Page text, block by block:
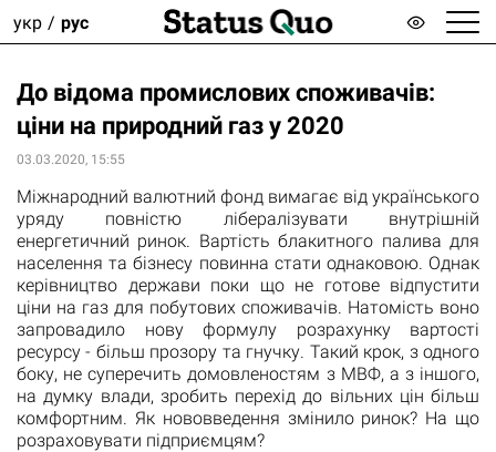
укр рус
До відома промислових споживачів:
ціни на природний газ у 2020
03.03.2020, 15:55
Міжнародний валютний фонд вимагає від українського
уряду повністю лібералізувати внутрішній
енергетичний ринок. Вартість блакитного палива для
населення та бізнесу повинна стати однаковою. Однак
керівництво держави поки що не готове відпустити
ціни на газ для побутових споживачів. Натомість воно
запровадило нову формулу розрахунку вартості
ресурсу - більш прозору та гнучку. Такий крок, з одного
боку, не суперечить домовленостям з МВФ, а з іншого,
на думку влади, зробить перехід до вільних цін більш
комфортним. Як нововведення змінило ринок? На що
розраховувати підприємцям?